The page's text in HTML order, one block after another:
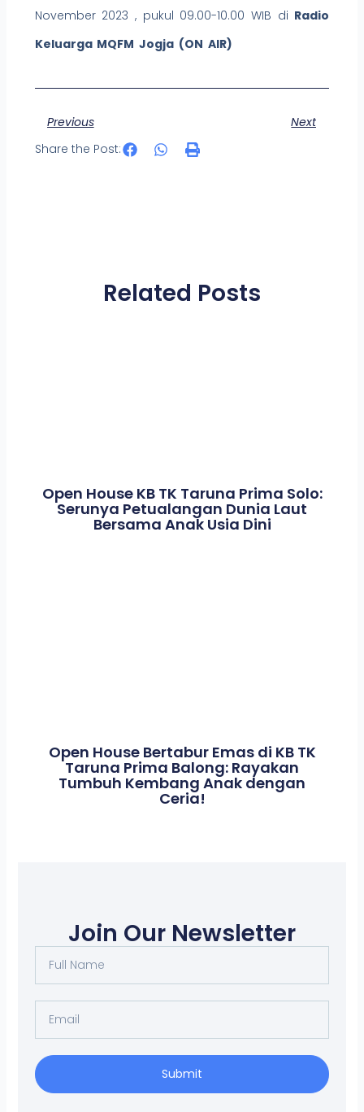
November 2023 , pukul 09.00-10.00 WIB di Radio
Keluarga MQFM Jogja (ON AIR)
Prev
Previous Next
Share the Post:
Related Posts
Open House KB TK Taruna Prima Solo:
Serunya Petualangan Dunia Laut
Bersama Anak Usia Dini
Open House Bertabur Emas di KB TK
Taruna Prima Balong: Rayakan
Tumbuh Kembang Anak dengan
Ceria!
Join Our Newsletter
Name
Submit